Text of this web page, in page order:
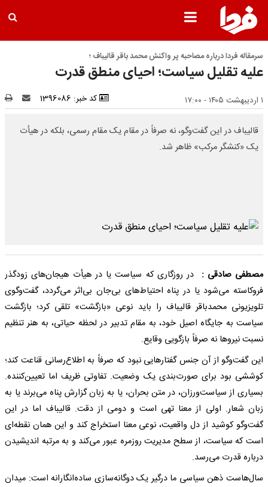
سرمقاله فردا درباره مصاحبه پر واکنش محمد باقر قالیباف ؛
علیه تقلیل سیاست؛ احیای منطق قدرت
۱ اردیبهشت ۱۴۰۵ - ۱۷:۰۰ کد خبر: 1396086
قالیباف در این گفت‌وگو، نه صرفاً در مقام یک مقام رسمی، بلکه در هیأت
یک «کنشگر مرکب» ظاهر شد.
مصطفی صادقی : در روزگاری که سیاست یا در هیأت هیجان‌های زودگذر
فروکاسته می‌شود یا در پناه احتیاط‌های بی‌جان بی‌اثر می‌گردد، گفت‌وگوی
تلویزیونی محمدباقر قالیباف را باید نوعی «بازگشت» تلقی کرد؛ بازگشت
سیاست به جایگاه اصیل خود، به مقام تدبیر در لحظه حیاتی، به هنر تنظیم
نسبت نیروها نه صرفاً بازگویی وقایع.
این گفت‌وگو از آن جنس گفتارهایی نبود که صرفاً به اطلاع‌رسانی قناعت کند؛
کوششی بود برای صورت‌بندی یک وضعیت. تفاوتی ظریف اما تعیین‌کننده.
بسیاری از سیاست‌ورزان، در متن بحران، یا به زبان گزارش پناه می‌برند یا به
زبان شعار. اولی از معنا تهی است و دومی از دقت. قالیباف اما در این
گفت‌وگو کوشید از دل واقعیت، نوعی معنا استخراج کند و این همان نقطه‌ای
است که سیاست، از سطح مدیریت روزمره عبور می‌کند و به مرتبه اندیشیدن
درباره قدرت می‌رسد.
سال‌هاست ذهن سیاسی ما درگیر یک دوگانه‌سازی ساده‌انگارانه است: میدان